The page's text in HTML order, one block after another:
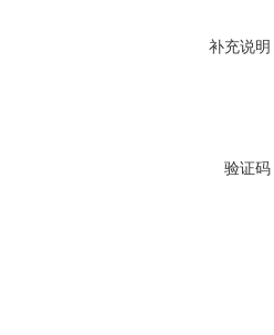
补充说明
验证码